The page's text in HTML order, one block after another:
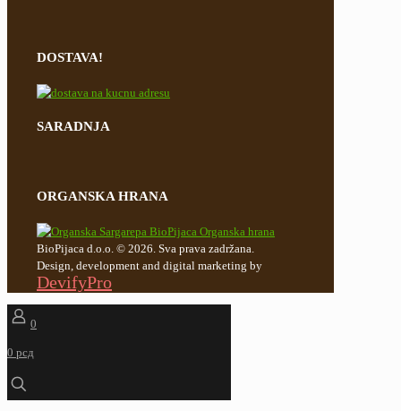
DOSTAVA!
SARADNJA
ORGANSKA HRANA
BioPijaca d.o.o. © 2026. Sva prava zadržana.
Design, development and digital marketing by
DevifyPro
0
0 рсд